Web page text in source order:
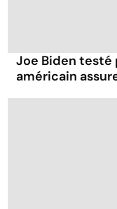
Joe Biden testé
américain